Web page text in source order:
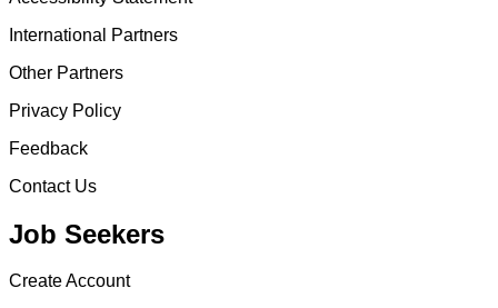
International Partners
Other Partners
Privacy Policy
Feedback
Contact Us
Job Seekers
Create Account